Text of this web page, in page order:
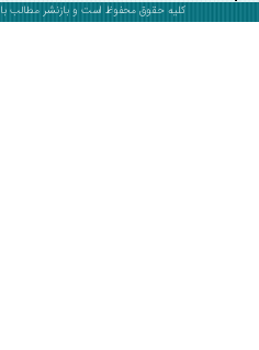
کلیه حقوق محفوظ است و بازنشر مطالب با ذکر